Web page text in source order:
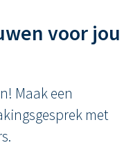
voor jou
Maak een
met